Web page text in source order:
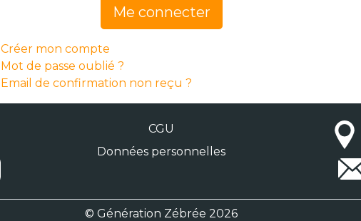
Me connecter
Créer mon compte
Mot de passe oublié ?
Email de confirmation non reçu ?
CGU
Données personnelles
© Génération Zébrée 2026